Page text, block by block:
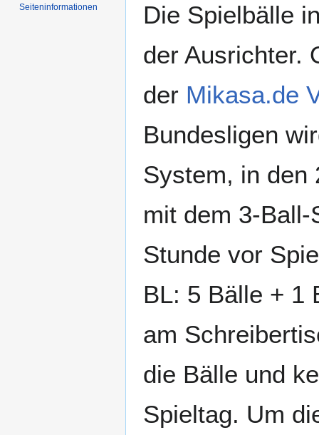
Die Spielbälle
der Ausrichter.
der Mikasa.de
Bundesligen
System, in den
mit dem 3-
Stunde vor
BL: 5 Bälle + 1
am
die Bälle und
Spieltag. Um
Seiten­­informationen